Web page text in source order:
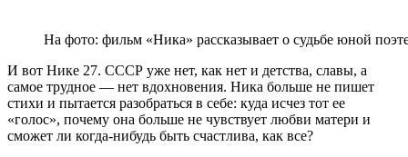
На фото: фильм «Ника» рассказывает о судьбе юной
И вот Нике 27. СССР уже нет, как нет и детства, славы, а
самое трудное — нет вдохновения. Ника больше не пишет
стихи и пытается разобраться в себе: куда исчез тот ее
«голос», почему она больше не чувствует любви матери и
сможет ли когда-нибудь быть счастлива, как все?